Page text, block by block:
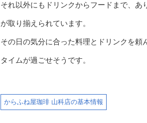
それ以外にもドリンクからフードまで、あ
が取り揃えられています。
その日の気分に合った料理とドリンクを頼
タイムが過ごせそうです。
からふね屋珈琲 山科店の基本情報